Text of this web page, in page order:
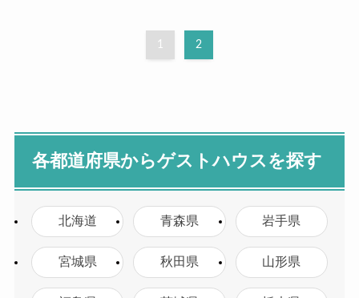
1 2
各都道府県からゲストハウスを探す
北海道 青森県 岩手県
宮城県 秋田県 山形県